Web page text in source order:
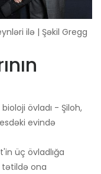
ilə | Şəkil Gregg
övladı - Şiloh,
evində
üç övladlığa
tətildə ona